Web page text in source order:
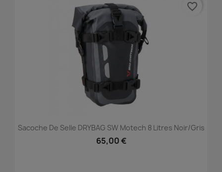
Sacoche De Selle DRYBAG SW Motech 8 Litres Noir/gris
65,00 €
favorite_border